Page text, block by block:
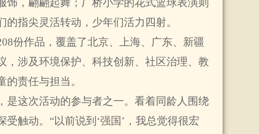
，翩翩起舞；厂桥小学的花式篮球表演则
指尖灵活转动，少年们活力四射。
作品，覆盖了北京、上海、广东、新疆
，涉及环境保护、科技创新、社区治理、教
责任与担当。
这次活动的参与者之一。看着同龄人围绕
触动。“以前说到‘强国’，我总觉得很宏